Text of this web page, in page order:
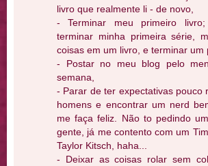
livro que realmente li - de novo,
- Terminar meu primeiro
terminar minha primeira série,
coisas em um livro, e terminar um
- Postar no meu blog pelo
semana,
- Parar de ter expectativas pouco
homens e encontrar um nerd
me faça feliz. Não to pedindo
gente, já me contento com um
Taylor Kitsch, haha...
- Deixar as coisas rolar sem